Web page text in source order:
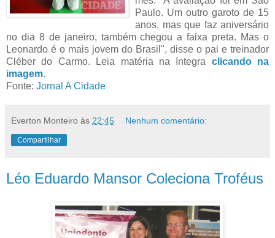
Paulo. Um outro garoto de 15
anos, mas que faz aniversário
no dia 8 de janeiro, também chegou a faixa preta. Mas o
Leonardo é o mais jovem do Brasil", disse o pai e treinador
Cléber do Carmo. Leia matéria na íntegra clicando na
imagem.
Fonte: Jornal A Cidade
Everton Monteiro às 22:45 Nenhum comentário:
Compartilhar
Léo Eduardo Mansor Coleciona Troféus